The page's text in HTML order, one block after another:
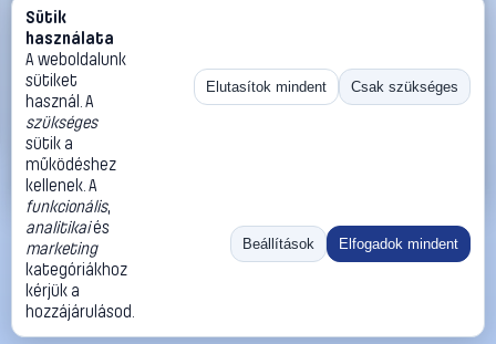
#112333
TOOLCRAFT 112333 Süllyesztett szegecs (Ø x H) 8 mm x
35 mm Acél 100 db
TOOLCRAFT Szegecsek
8 590 Ft
Kosárba
«
Ugrás:
Méret:
Rendezés:
©2026
ThermoScope
ÁSZF
Cégbemutató
Sütik
használata
A weboldalunk
sütiket
használ. A
szükséges
sütik a
működéshez
kellenek. A
funkcionális,
analitikaiés
marketing
kategóriákhoz
kérjük a
hozzájárulásod.
Elutasítok mindent Csak szükséges
Beállítások Elfogadok mindent